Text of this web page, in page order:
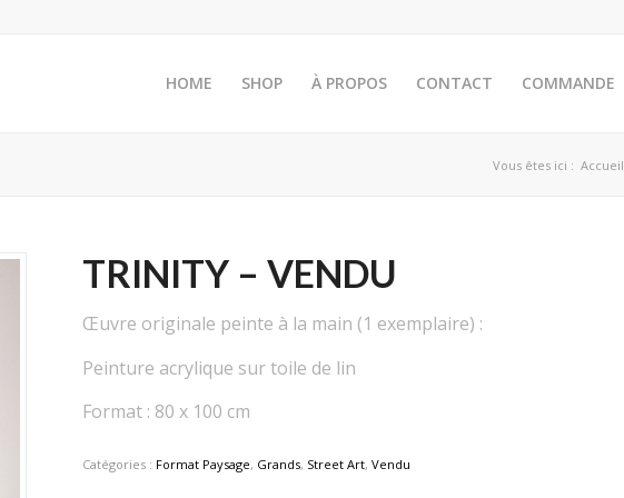
HOME SHOP À PROPOS CONTACT COMMANDE
Vous êtes ici : Accueil
TRINITY – VENDU
Œuvre originale peinte à la main (1 exemplaire) :
Peinture acrylique sur toile de lin
Format : 80 x 100 cm
Catégories : Format Paysage, Grands, Street Art, Vendu